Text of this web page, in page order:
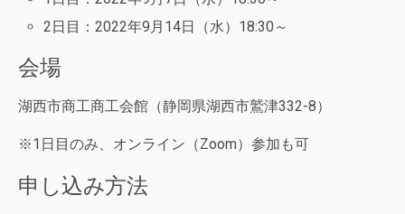
2日目：2022年9月14日（水）18:30～
会場
湖西市商工商工会館（静岡県湖西市鷲津332-8）
※1日目のみ、オンライン（Zoom）参加も可
申し込み方法